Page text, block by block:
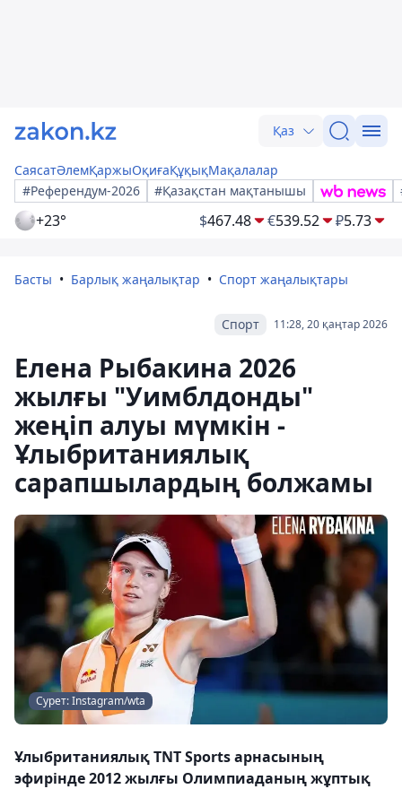
Қаз
СаясатӘлемҚаржыОқиғаҚұқықМақалалар
#Референдум-2026
#Қазақстан мақтанышы
+23° $467.48 €539.52 ₽5.73
Басты Барлық жаңалықтар Спорт жаңалықтары
11:28, 20 қаңтар 2026
Спорт
Елена Рыбакина 2026
жылғы "Уимблдонды"
жеңіп алуы мүмкін -
Ұлыбританиялық
сарапшылардың болжамы
Сурет: Instagram/wta
Ұлыбританиялық TNT Sports арнасының
эфирінде 2012 жылғы Олимпиаданың жұптық